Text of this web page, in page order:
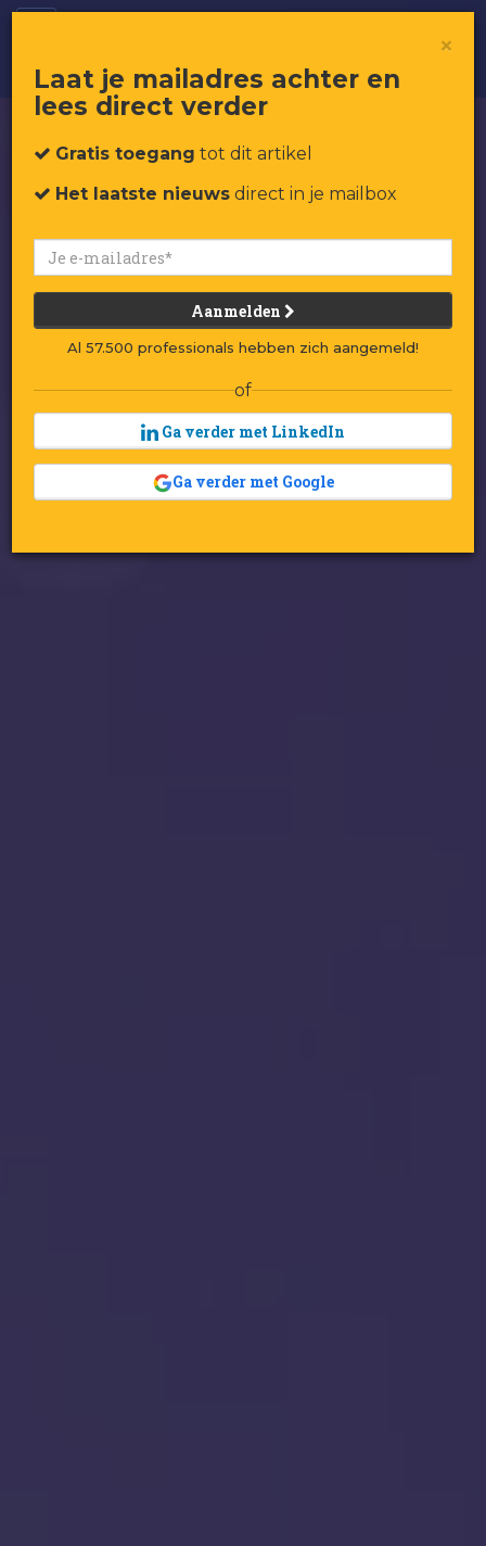
×
Laat je mailadres achter en
lees direct verder
Gratis toegang tot dit artikel
Het laatste nieuws direct in je mailbox
Aanmelden
Al 57.500 professionals hebben zich aangemeld!
of
Ga verder met LinkedIn
Ga verder met Google